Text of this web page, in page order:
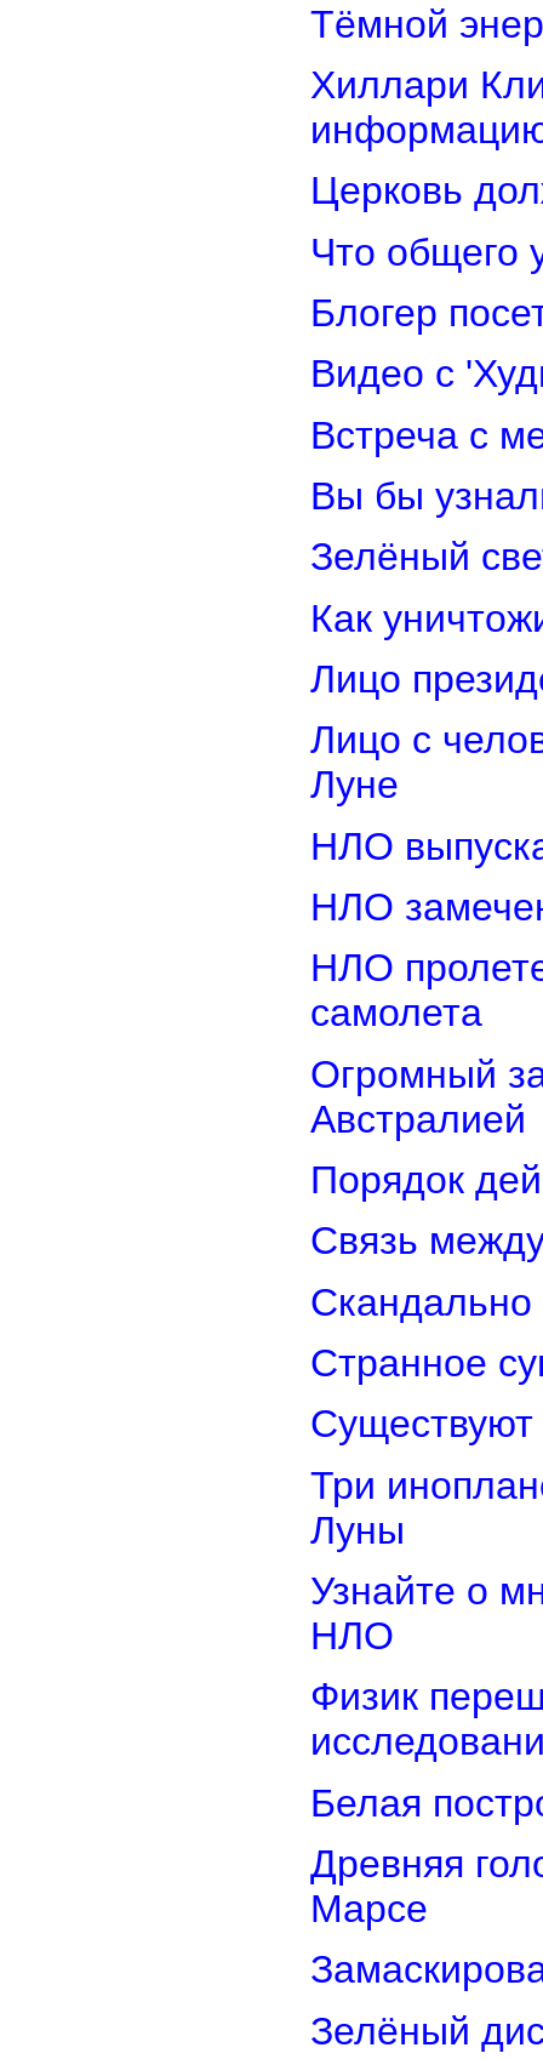
Тёмной
Хиллари
Церковь
Что общего
Блогер
Видео с
Встреча с
Вы бы
Зелёный
Как
Лицо
Лицо с
Луне
НЛО
НЛО
НЛО
самолета
Огромный
Австралией
Порядок
Связь
Странное
Три
Луны
Узнайте о
НЛО
Физик
Белая
Древняя
Марсе
Зелёный